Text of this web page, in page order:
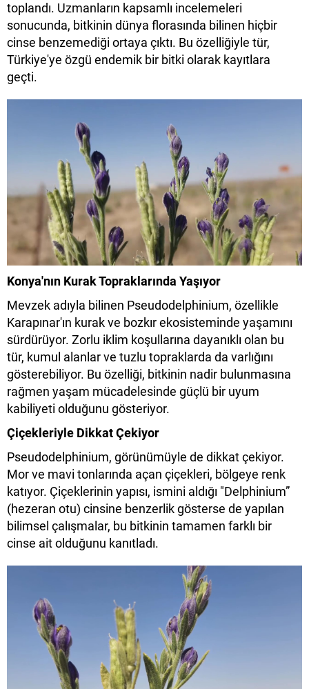
toplandı. Uzmanların kapsamlı incelemeleri
sonucunda, bitkinin dünya florasında bilinen hiçbir
cinse benzemediği ortaya çıktı. Bu özelliğiyle tür,
Türkiye'ye özgü endemik bir bitki olarak kayıtlara
geçti.
Konya'nın Kurak Topraklarında Yaşıyor
Mevzek adıyla bilinen Pseudodelphinium, özellikle
Karapınar'ın kurak ve bozkır ekosisteminde yaşamını
sürdürüyor. Zorlu iklim koşullarına dayanıklı olan bu
tür, kumul alanlar ve tuzlu topraklarda da varlığını
gösterebiliyor. Bu özelliği, bitkinin nadir bulunmasına
rağmen yaşam mücadelesinde güçlü bir uyum
kabiliyeti olduğunu gösteriyor.
Çiçekleriyle Dikkat Çekiyor
Pseudodelphinium, görünümüyle de dikkat çekiyor.
Mor ve mavi tonlarında açan çiçekleri, bölgeye renk
katıyor. Çiçeklerinin yapısı, ismini aldığı "Delphinium”
(hezeran otu) cinsine benzerlik gösterse de yapılan
bilimsel çalışmalar, bu bitkinin tamamen farklı bir
cinse ait olduğunu kanıtladı.